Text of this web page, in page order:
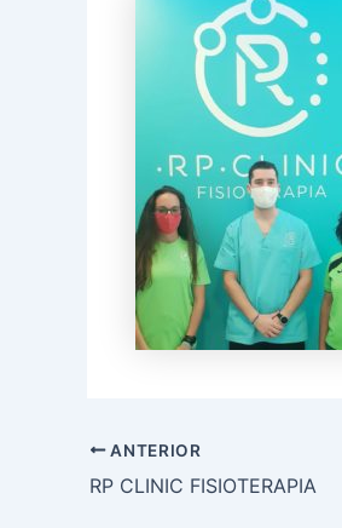
ANTERIOR
RP CLINIC FISIOTERAPIA